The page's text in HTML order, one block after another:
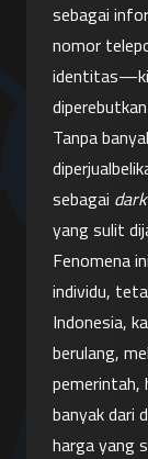
sebagai
nomor
Tanpa
sebagai
yang sulit
Fenomena
individu,
Indonesia,
berulang,
pemerintah,
banyak dari
harga yang